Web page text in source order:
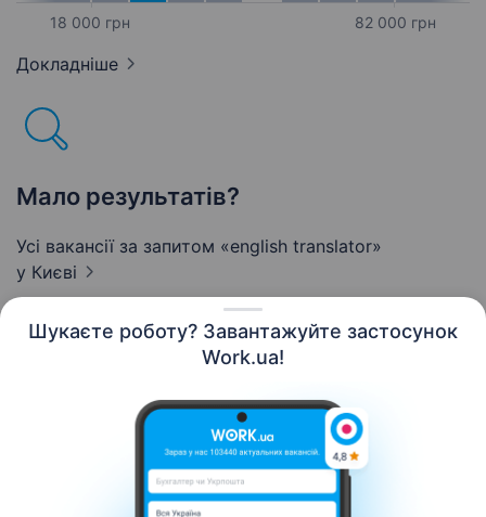
Шукаєте роботу? Завантажуйте застосунок
Work.ua!
18 000 грн 82 000 грн
Докладніше
Мало результатів?
Усі вакансії за запитом «english translator»
у Києві